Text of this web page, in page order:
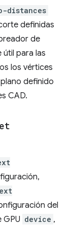
distances
definidas
de
útil para las
los vértices
definido
CAD.
del
device ,